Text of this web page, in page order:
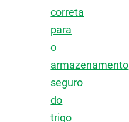
correta
para
o
armazenamento
seguro
do
trigo